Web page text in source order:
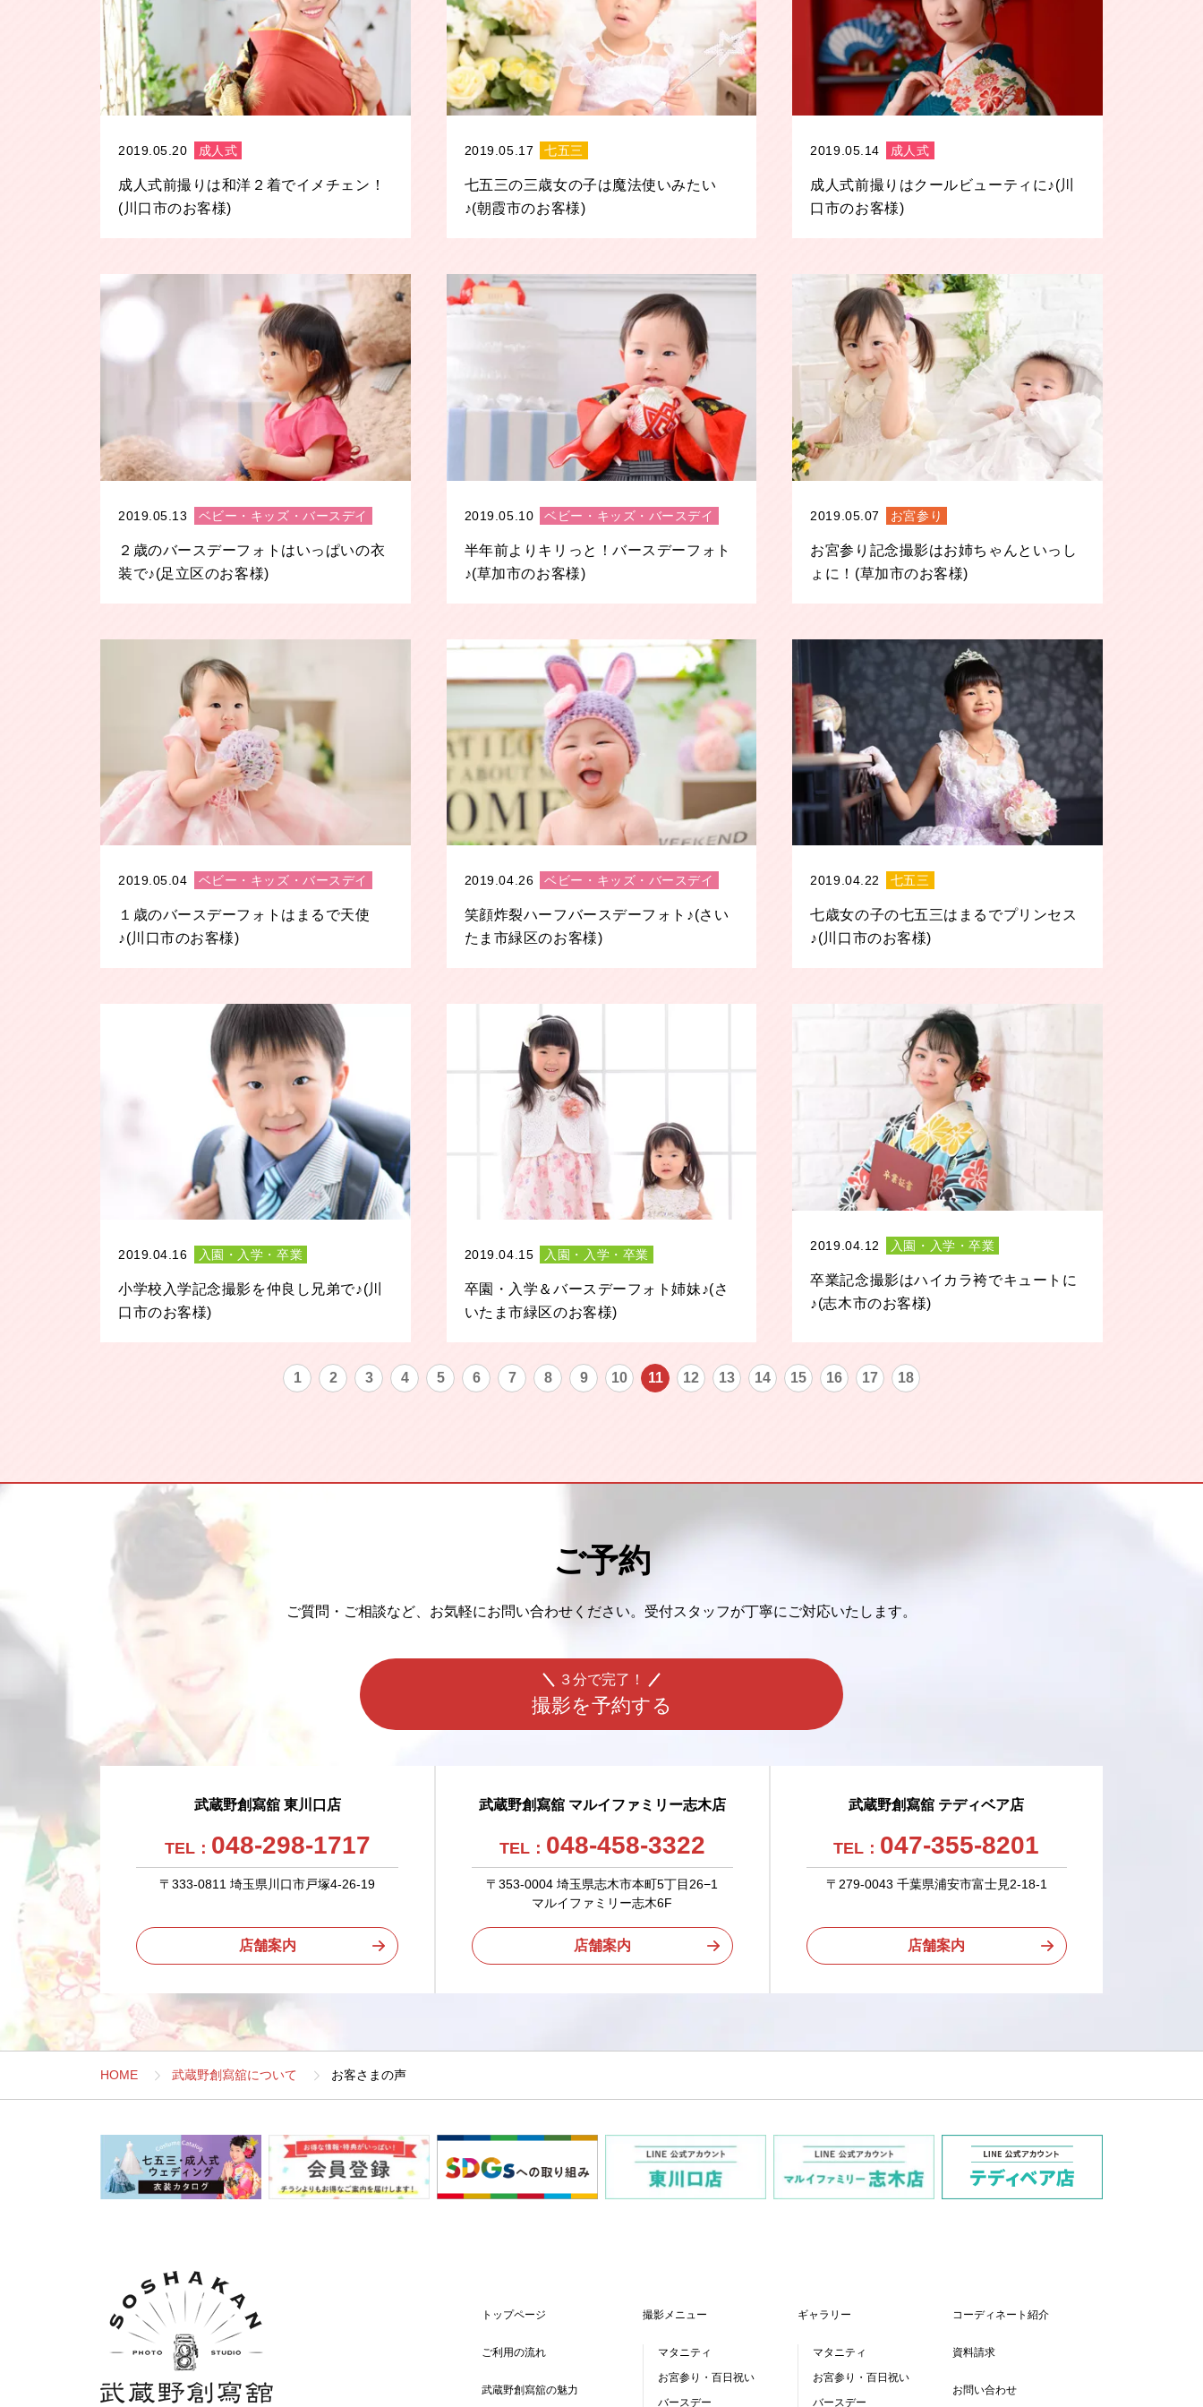
2019.05.20 成人式
成人式前撮りは和洋２着でイメチェン！
(川口市のお客様)
2019.05.17 七五三
七五三の三歳女の子は魔法使いみたい
♪(朝霞市のお客様)
2019.05.14 成人式
成人式前撮りはクールビューティに♪(川
口市のお客様)
2019.05.13 ベビー・キッズ・バースデイ
２歳のバースデーフォトはいっぱいの衣
装で♪(足立区のお客様)
2019.05.10 ベビー・キッズ・バースデイ
半年前よりキリっと！バースデーフォト
♪(草加市のお客様)
2019.05.07 お宮参り
お宮参り記念撮影はお姉ちゃんといっし
ょに！(草加市のお客様)
2019.05.04 ベビー・キッズ・バースデイ
１歳のバースデーフォトはまるで天使
♪(川口市のお客様)
2019.04.26 ベビー・キッズ・バースデイ
笑顔炸裂ハーフバースデーフォト♪(さい
たま市緑区のお客様)
2019.04.22 七五三
七歳女の子の七五三はまるでプリンセス
♪(川口市のお客様)
2019.04.16 入園・入学・卒業
小学校入学記念撮影を仲良し兄弟で♪(川
口市のお客様)
2019.04.15 入園・入学・卒業
卒園・入学＆バースデーフォト姉妹♪(さ
いたま市緑区のお客様)
2019.04.12 入園・入学・卒業
卒業記念撮影はハイカラ袴でキュートに
♪(志木市のお客様)
1 2 3 4 5 6 7 8 9 10 11 12 13 14 15 16 17 18
ご予約
ご質問・ご相談など、 お気軽にお問い合わせください。 受付スタッフが丁寧にご対応いたします。
３分で完了！
撮影を予約する
武蔵野創寫舘 東川口店
TEL： 048-298-1717
〒333-0811 埼玉県川口市戸塚4-26-19
店舗案内
武蔵野創寫舘 マルイファミリー志木店
TEL： 048-458-3322
〒353-0004 埼玉県志木市本町5丁目26−1
マルイファミリー志木6F
店舗案内
武蔵野創寫舘 テディベア店
TEL： 047-355-8201
〒279-0043 千葉県浦安市富士見2-18-1
店舗案内
HOME 武蔵野創寫舘について お客さまの声
トップページ
ご利用の流れ
武蔵野創寫舘の魅力
撮影メニュー
マタニティ
お宮参り・百日祝い
バースデー
ギャラリー
マタニティ
お宮参り・百日祝い
バースデー
コーディネート紹介
資料請求
お問い合わせ